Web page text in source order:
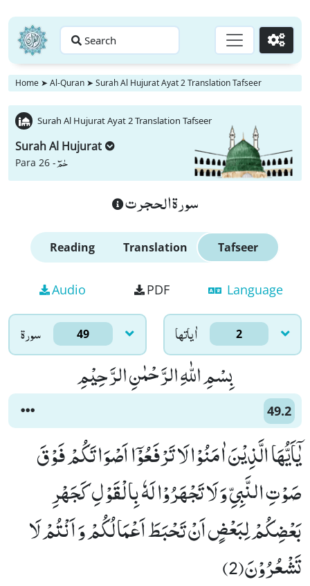
Search Go
Home ➤ Al-Quran ➤ Surah Al Hujurat Ayat 2 Translation Tafseer
Surah Al Hujurat Ayat 2 Translation Tafseer
Surah Al Hujurat
Para 26 -حٰمٓ
سورة الحجرت
Reading Translation Tafseer
Audio PDF Language
سورۃ 49 اٰياتها 2
بِسْمِ اللّٰهِ الرَّحْمٰنِ الرَّحِیْمِ
49.2
یٰۤاَیُّهَا الَّذِیْنَ اٰمَنُوْا لَا تَرْفَعُوْۤا اَصْوَاتَكُمْ فَوْقَ
صَوْتِ النَّبِیِّ وَ لَا تَجْهَرُوْا لَهٗ بِالْقَوْلِ كَجَهْرِ
بَعْضِكُمْ لِبَعْضٍ اَنْ تَحْبَطَ اَعْمَالُكُمْ وَ اَنْتُمْ لَا
تَشْعُرُوْنَ(2)